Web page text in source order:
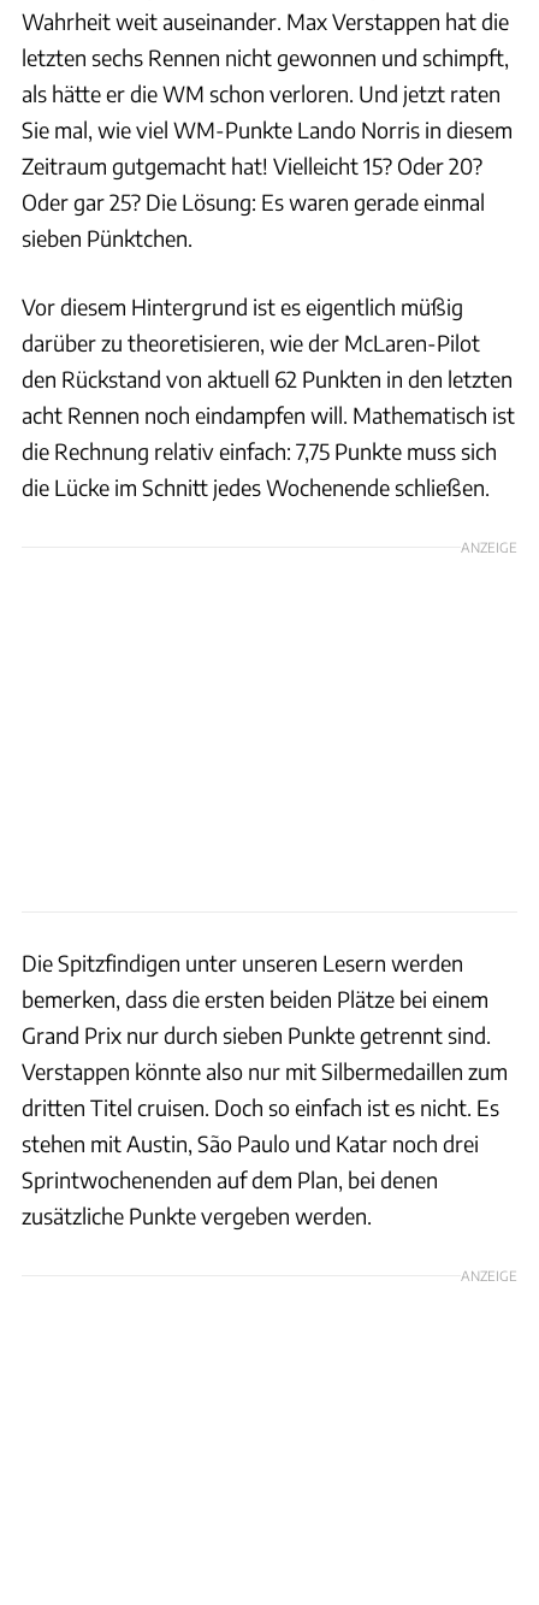
Wahrheit weit auseinander. Max Verstappen hat die
letzten sechs Rennen nicht gewonnen und schimpft,
als hätte er die WM schon verloren. Und jetzt raten
Sie mal, wie viel WM-Punkte Lando Norris in diesem
Zeitraum gutgemacht hat! Vielleicht 15? Oder 20?
Oder gar 25? Die Lösung: Es waren gerade einmal
sieben Pünktchen.
Vor diesem Hintergrund ist es eigentlich müßig
darüber zu theoretisieren, wie der McLaren-Pilot
den Rückstand von aktuell 62 Punkten in den letzten
acht Rennen noch eindampfen will. Mathematisch ist
die Rechnung relativ einfach: 7,75 Punkte muss sich
die Lücke im Schnitt jedes Wochenende schließen.
ANZEIGE
Die Spitzfindigen unter unseren Lesern werden
bemerken, dass die ersten beiden Plätze bei einem
Grand Prix nur durch sieben Punkte getrennt sind.
Verstappen könnte also nur mit Silbermedaillen zum
dritten Titel cruisen. Doch so einfach ist es nicht. Es
stehen mit Austin, São Paulo und Katar noch drei
Sprintwochenenden auf dem Plan, bei denen
zusätzliche Punkte vergeben werden.
ANZEIGE